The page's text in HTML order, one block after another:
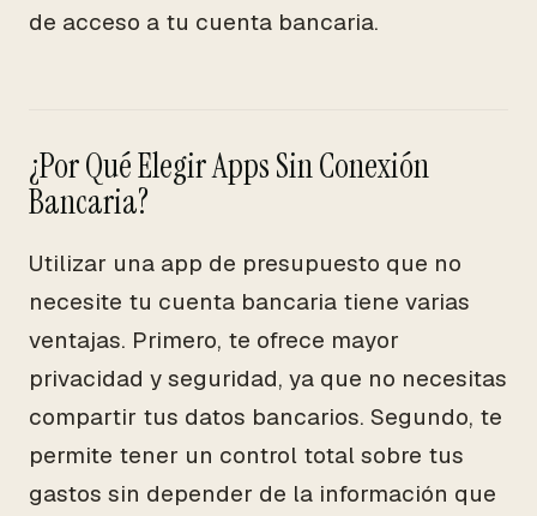
de acceso a tu cuenta bancaria.
¿Por Qué Elegir Apps Sin Conexión
Bancaria?
Utilizar una app de presupuesto que no
necesite tu cuenta bancaria tiene varias
ventajas. Primero, te ofrece mayor
privacidad y seguridad, ya que no necesitas
compartir tus datos bancarios. Segundo, te
permite tener un control total sobre tus
gastos sin depender de la información que